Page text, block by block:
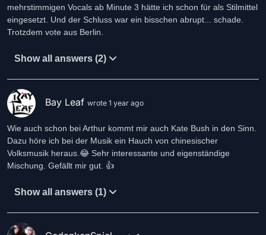
mehrstimmigen Vocals ab Minute 3 hätte ich schon für als Stilmittel
eingesetzt. Und der Schluss war ein bisschen abrupt... schade.
Trotzdem vote aus Berlin.
Show all answers (2)
Bay Leaf wrote 1 year ago
Wie auch schon bei Arthur kommt mir auch Kate Bush in den Sinn.
Dazu höre ich bei der Musik ein Hauch von chinesischer
Volksmusik heraus.😂 Sehr interessante und eigenständige
Mischung. Gefällt mir gut. 👍
Show all answers (1)